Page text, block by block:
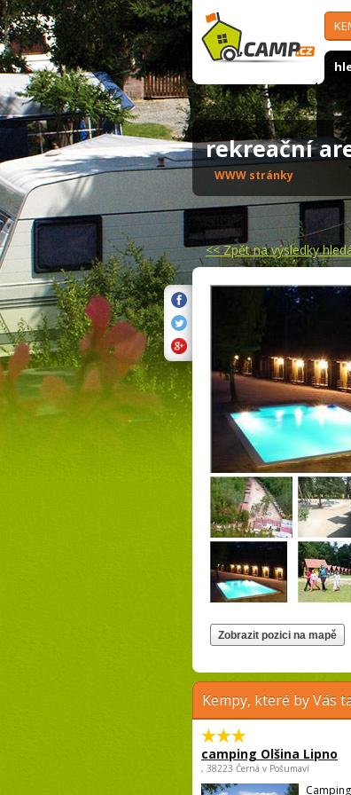
rekreační
WWW stránky
<<Zpět na výsledky
Kempy, které by Vás
camping Olšina Lipno
, 38223 Černá v Pošumaví